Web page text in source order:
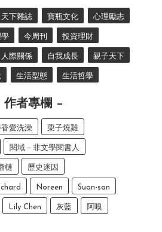
天下雜誌 寶瓶文化 心理勵志
學 今周刊 投資理財
人際關係 自我成長 親子天下
生活型態 生活哲學
作者專欄
香愛洗澡 栗子燒雞
閱域－非文學閱書人
槤 歷史迷因
Noreen Suan-san
Lily Chen 灰藍 阿嗅